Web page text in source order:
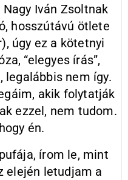
Iván Zsoltnak
hosszútávú ötlete
úgy ez a kötetnyi
“elegyes írás”,
nem így.
akik folytatják
ezzel, nem tudom.
én.
írom le, mint
elején letudjam a